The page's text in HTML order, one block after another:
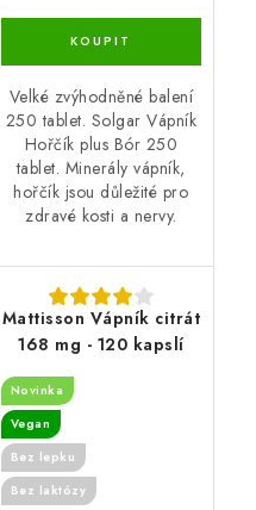
Velké zvýhodněné balení
250 tablet. Solgar Vápník
Hořčík plus Bór 250
tablet. Minerály vápník,
hořčík jsou důležité pro
zdravé kosti a nervy.
Mattisson Vápník citrát
168 mg - 120 kapslí
Novinka
Vegan
Bez lepku
Bez laktózy